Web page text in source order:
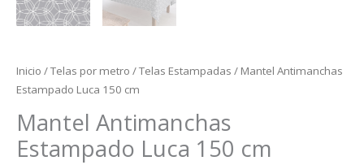
Inicio /Telas por metro /Telas Estampadas / Mantel Antimanchas
Estampado Luca 150 cm
Mantel Antimanchas
Estampado Luca 150 cm